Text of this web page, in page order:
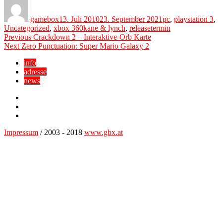
gamebox13. Juli 201023. September 2021pc, playstation 3,
Uncategorized, xbox 360Tags
kane & lynch, releasetermin
Beitragsnavigation
Previous Previous
post:
Crackdown 2 – Interaktive-Orb Karte
Next Next
Zero Punctuation: Super Mario Galaxy 2
info
adresse
news
Impressum / 2003 - 2018 www.gbx.at